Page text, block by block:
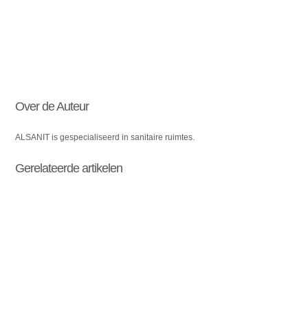
Over de Auteur
ALSANIT is gespecialiseerd in sanitaire ruimtes.
Gerelateerde artikelen